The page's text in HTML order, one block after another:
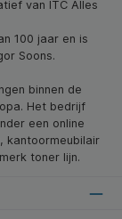
van ITC Alles
100 jaar en is
Soons.
binnen de
Het bedrijf
een online
kantoormeubilair
toner lijn.